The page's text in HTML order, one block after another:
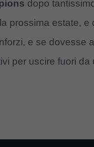
dopo
prossima estate, e
e se dovesse
per uscire fuori da